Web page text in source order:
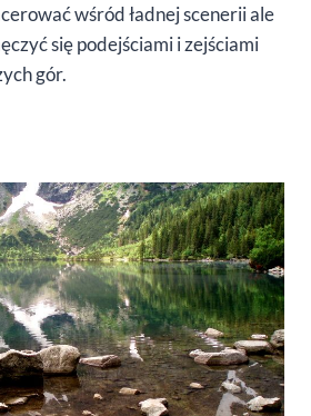
wśród ładnej scenerii ale
się podejściami i zejściami
gór.